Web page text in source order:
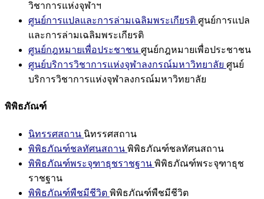
วิชาการแห่งจุฬาฯ
ศูนย์การแปลและการล่ามเฉลิมพระเกียรติ ศูนย์การแปล
และการล่ามเฉลิมพระเกียรติ
ศูนย์กฎหมายเพื่อประชาชน ศูนย์กฎหมายเพื่อประชาชน
ศูนย์บริการวิชาการแห่งจุฬาลงกรณ์มหาวิทยาลัย ศูนย์
บริการวิชาการแห่งจุฬาลงกรณ์มหาวิทยาลัย
พิพิธภัณฑ์
นิทรรศสถาน นิทรรศสถาน
พิพิธภัณฑ์ชลทัศนสถาน พิพิธภัณฑ์ชลทัศนสถาน
พิพิธภัณฑ์พระจุฑาธุชราชฐาน พิพิธภัณฑ์พระจุฑาธุช
ราชฐาน
พิพิธภัณฑ์พืชมีชีวิต พิพิธภัณฑ์พืชมีชีวิต